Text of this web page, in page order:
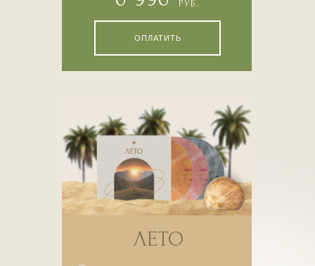
Легче легкого
ЛЕТО
РУБ.
ОПЛАТИТЬ